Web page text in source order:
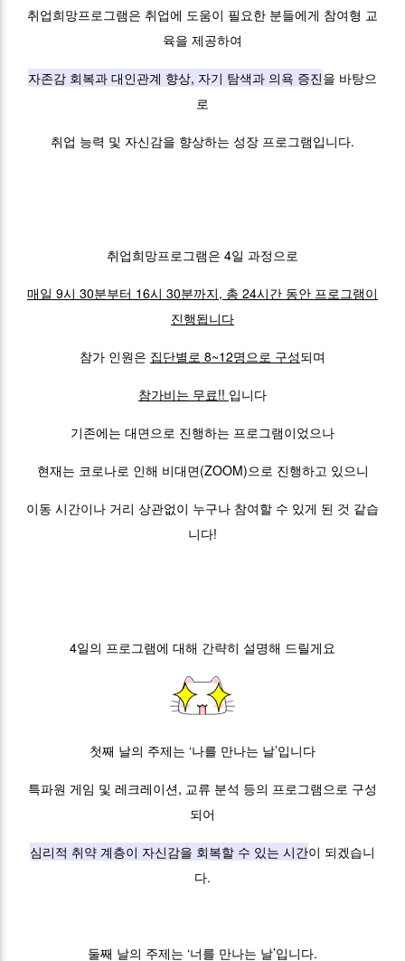
취업희망프로그램은 취업에 도움이 필요한 분들에게 참여형 교
육을 제공하여
자존감 회복과 대인관계 향상, 자기 탐색과 의욕 증진을 바탕으
로
취업 능력 및 자신감을 향상하는 성장 프로그램입니다.
취업희망프로그램은 4일 과정으로
매일 9시 30분부터 16시 30분까지, 총 24시간 동안 프로그램이
진행됩니다
참가 인원은 집단별로 8~12명으로 구성되며
참가비는 무료!! 입니다
기존에는 대면으로 진행하는 프로그램이었으나
현재는 코로나로 인해 비대면(ZOOM)으로 진행하고 있으니
이동 시간이나 거리 상관없이 누구나 참여할 수 있게 된 것 같습
니다!
4일의 프로그램에 대해 간략히 설명해 드릴게요
첫째 날의 주제는 ‘나를 만나는 날’입니다
특파원 게임 및 레크레이션, 교류 분석 등의 프로그램으로 구성
되어
심리적 취약 계층이 자신감을 회복할 수 있는 시간이 되겠습니
다.
둘째 날의 주제는 ‘너를 만나는 날’입니다.